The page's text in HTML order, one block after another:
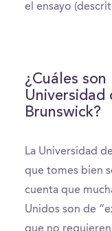
el ensayo
¿Cuáles
Universidad
Brunswick?
La Universidad
que tomes bien
cuenta que
Unidos son de
que no